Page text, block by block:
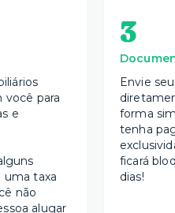
para
e
taxa
não
alugar
3
Envie
forma
tenha
ficará
dias!